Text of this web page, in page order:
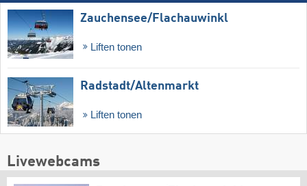
Zauchensee/​Flachauwinkl
Liften tonen
Radstadt/​Altenmarkt
Liften tonen
Livewebcams